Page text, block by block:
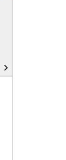
navigate_next